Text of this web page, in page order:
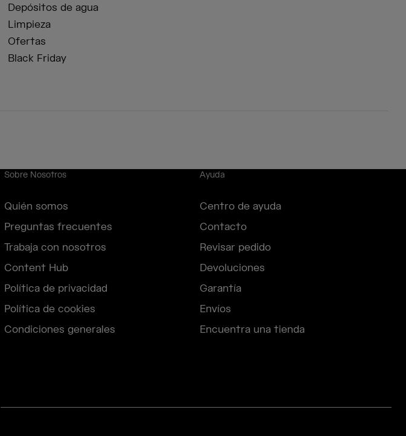
Depósitos de agua
Limpieza
Ofertas
Black Friday
Sobre Nosotros
Quién somos
Preguntas frecuentes
Trabaja con nosotros
Content Hub
Política de privacidad
Política de cookies
Condiciones generales
Ayuda
Centro de ayuda
Contacto
Revisar pedido
Devoluciones
Garantía
Envíos
Encuentra una tienda